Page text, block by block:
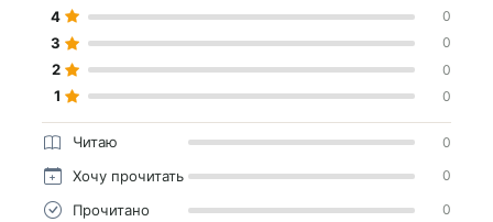
4 0
3 0
2 0
1 0
Читаю 0
Хочу прочитать 0
Прочитано 0